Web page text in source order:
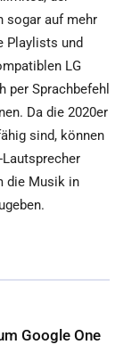
sogar auf mehr
Playlists und
LG
per Sprachbefehl
Da die 2020er
sind, können
die Musik in
Google One